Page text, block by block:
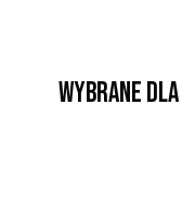
Wybrane dla